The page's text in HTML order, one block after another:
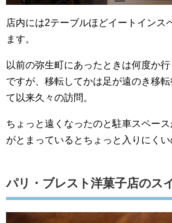
店内には2テーブルほどイートインス
ます。
以前の弥生町にあったときは何度か
ですが、移転してかは足が遠のき移
て以来久々の訪問。
ちょっと遠くなったのと駐車スペー
がとまっているとちょっと入りにくい
パリ・ブレスト洋菓子店のス